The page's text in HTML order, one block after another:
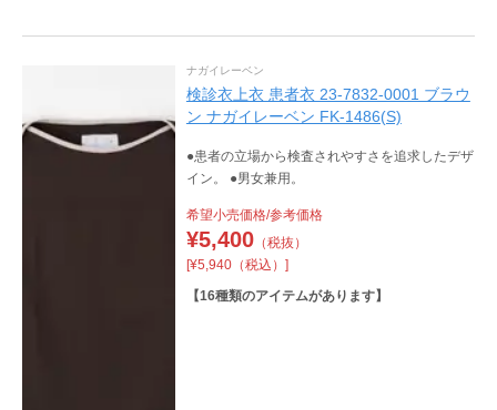
ナガイレーベン
検診衣上衣 患者衣 23-7832-0001 ブラウ
ン ナガイレーベン FK-1486(S)
●患者の立場から検査されやすさを追求したデザ
イン。 ●男女兼用。
希望小売価格/参考価格
¥5,400（税抜）
[¥5,940（税込）]
【16種類のアイテムがあります】